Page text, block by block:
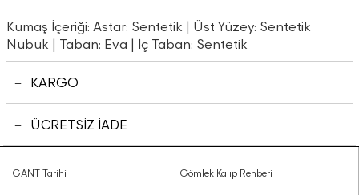
Kumaş İçeriği: Astar: Sentetik | Üst Yüzey: Sentetik
Nubuk | Taban: Eva | İç Taban: Sentetik
KARGO
ÜCRETSİZ İADE
GANT Tarihi Gömlek Kalıp Rehberi